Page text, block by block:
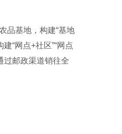
品基地，构建“基地
“网点+社区”“网点
过邮政渠道销往全